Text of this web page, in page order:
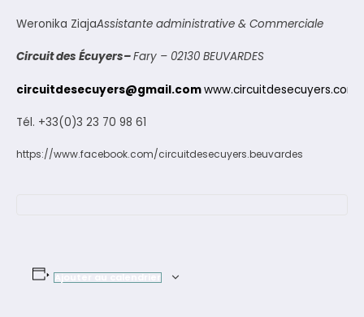
Weronika ZiajaAssistante administrative & Commerciale
Circuit des Écuyers–Fary – 02130 BEUVARDES
circuitdesecuyers@gmail.comwww.circuitdesecuyers.com
Tél. +33(0)3 23 70 98 61
https://www.facebook.com/circuitdesecuyers.beuvardes
Ajouter au calendrier